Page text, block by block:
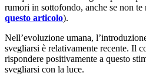
rumori in sottofondo, anche se non te
questo articolo).
Nell’evoluzione umana,
svegliarsi è relativamente recente. Il
rispondere positivamente a questo
svegliarsi con la luce.